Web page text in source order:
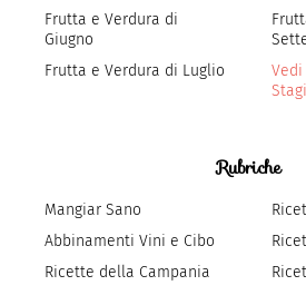
Frutta e Verdura di
Giugno
Frutta e Verdura di Luglio
Rubriche
Mangiar Sano
Abbinamenti Vini e Cibo
Ricette della Campania